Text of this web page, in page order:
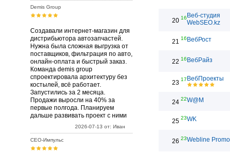
Demis Group
Создавали интернет-магазин для
дистрибьютора автозапчастей.
Нужна была сложная выгрузка от
поставщиков, фильтрация по авто,
онлайн-оплата и быстрый заказ.
Команда demis group
спроектировала архитектуру без
костылей, всё работает.
Запустились за 2 месяца.
Продажи выросли на 40% за
первые полгода. Планируем
дальше развивать проект с ними
2026-07-13 от: Иван
СЕО-Импульс
20 16 Веб-студия
WebSEO.kz
21 16 ВебРост
22 16 ВебРайз
23 17 ВебПроекты
24 22W@M
25 23WK
26 23Webline